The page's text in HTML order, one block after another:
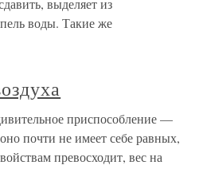
выделяет из
воды. Такие же
приспособление —
почти не имеет себе равных,
превосходит, вес на